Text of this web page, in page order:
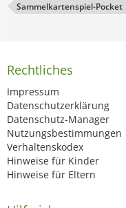
Sammelkartenspiel-Pocket
Rechtliches
Impressum
Datenschutzerklärung
Datenschutz-Manager
Nutzungsbestimmungen
Verhaltenskodex
Hinweise für Kinder
Hinweise für Eltern